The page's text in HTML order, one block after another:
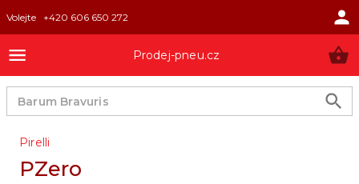
Volejte +420 606 650 272
Prodej-pneu.cz
Pirelli
PZero